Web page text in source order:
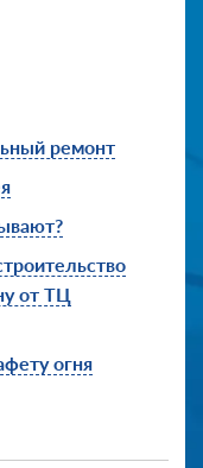
ремонт
от ТЦ
огня